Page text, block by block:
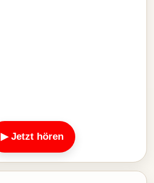
▶ Jetzt hören